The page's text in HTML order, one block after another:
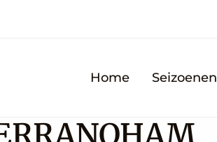
Home
Seizoenen